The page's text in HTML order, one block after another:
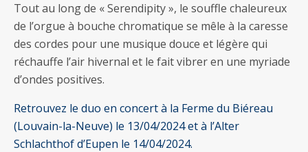
Tout au long de « Serendipity », le souffle chaleureux
de l’orgue à bouche chromatique se mêle à la caresse
des cordes pour une musique douce et légère qui
réchauffe l’air hivernal et le fait vibrer en une myriade
d’ondes positives.
Retrouvez le duo en concert à la Ferme du Biéreau
(Louvain-la-Neuve) le 13/04/2024 et à l’Alter
Schlachthof d’Eupen le 14/04/2024.